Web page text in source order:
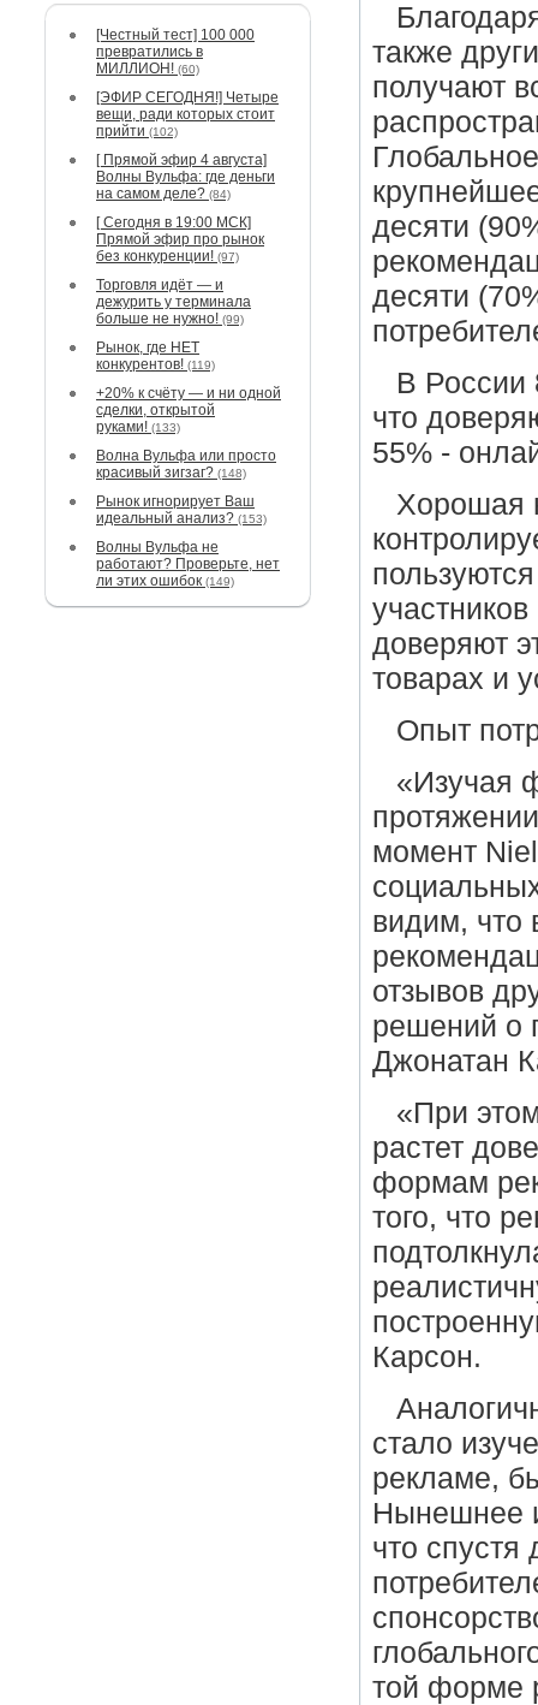
[Честный тест] 100 000
превратились в
МИЛЛИОН! (60)
[ЭФИР СЕГОДНЯ!] Четыре
вещи, ради которых стоит
прийти (102)
[ Прямой эфир 4 августа]
Волны Вульфа: где деньги
на самом деле? (84)
[ Сегодня в 19:00 МСК]
Прямой эфир про рынок
без конкуренции! (97)
Торговля идёт — и
дежурить у терминала
больше не нужно! (99)
Рынок, где НЕТ
конкурентов! (119)
+20% к счёту — и ни одной
сделки, открытой
руками! (133)
Волна Вульфа или просто
красивый зигзаг? (148)
Рынок игнорирует Ваш
идеальный анализ? (153)
Волны Вульфа не
работают? Проверьте, нет
ли этих ошибок (149)
также
получают
десяти
десяти
В России
что
55% -
Хорошая
доверяют
товарах и
Опыт
«Изучая
момент
видим, что
отзывов
решений о
Джонатан
«При
растет
формам
того, что
Карсон.
стало
рекламе,
Нынешнее
что спустя
той форме